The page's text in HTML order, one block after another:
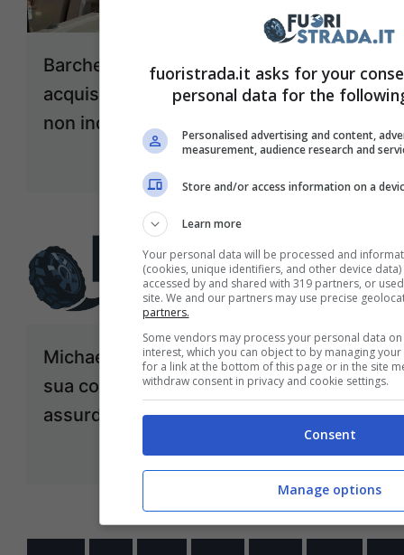
Barche elettriche, le migliori da
acquistare nel 2023: sono belle e
non inquinano
Aprile 14, 2023
Michael Schumacher, chi conosce la
sua collezione di auto? Modelli
assurdi
fuoristrada.it asks for your
personal data for the
Personalised advertising and content,
measurement, audience research and
Store and/or access information on a
Learn more
Your personal data will be processed and
(cookies, unique identifiers, and other device
accessed by and shared with 319 partners, or
site. We and our partners may use precise
partners.
Some vendors may process your personal data
interest, which you can object to by managing
for a link at the bottom of this page or in the site
withdraw consent in privacy and cookie settings.
Consent
Manage options